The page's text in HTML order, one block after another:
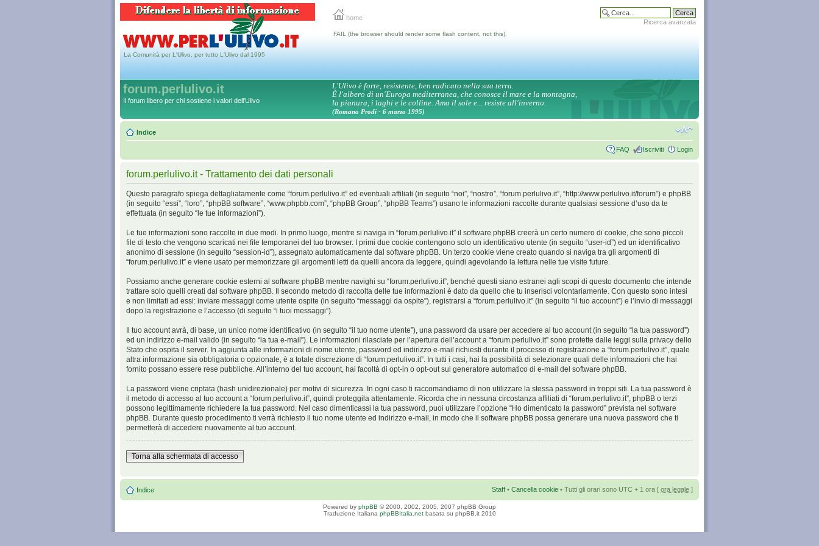
home
Ricerca avanzata
La Comunità per L'Ulivo, per tutto L'Ulivo dal 1995
FAIL (the browser should render some flash content, not this).
forum.perlulivo.it
Il forum libero per chi sostiene i valori dell'Ulivo
L'Ulivo è forte, resistente, ben radicato nella sua terra.
È l'albero di un'Europa mediterranea, che conosce il mare e la montagna,
la pianura, i laghi e le colline. Ama il sole e... resiste all'inverno.
(Romano Prodi - 6 marzo 1995)
Indice
FAQ Iscriviti Login
forum.perlulivo.it - Trattamento dei dati personali
Questo paragrafo spiega dettagliatamente come “forum.perlulivo.it” ed eventuali affiliati (in seguito “noi”, “nostro”, “forum.perlulivo.it”, “http://www.perlulivo.it/forum”) e phpBB
(in seguito “essi”, “loro”, “phpBB software”, “www.phpbb.com”, “phpBB Group”, “phpBB Teams”) usano le informazioni raccolte durante qualsiasi sessione d’uso da te
effettuata (in seguito “le tue informazioni”).
Le tue informazioni sono raccolte in due modi. In primo luogo, mentre si naviga in “forum.perlulivo.it” il software phpBB creerà un certo numero di cookie, che sono piccoli
file di testo che vengono scaricati nei file temporanei del tuo browser. I primi due cookie contengono solo un identificativo utente (in seguito “user-id”) ed un identificativo
anonimo di sessione (in seguito “session-id”), assegnato automaticamente dal software phpBB. Un terzo cookie viene creato quando si naviga tra gli argomenti di
“forum.perlulivo.it” e viene usato per memorizzare gli argomenti letti da quelli ancora da leggere, quindi agevolando la lettura nelle tue visite future.
Possiamo anche generare cookie esterni al software phpBB mentre navighi su “forum.perlulivo.it”, benché questi siano estranei agli scopi di questo documento che intende
trattare solo quelli creati dal software phpBB. Il secondo metodo di raccolta delle tue informazioni è dato da quello che tu inserisci volontariamente. Con questo sono intesi
e non limitati ad essi: inviare messaggi come utente ospite (in seguito “messaggi da ospite”), registrarsi a “forum.perlulivo.it” (in seguito “il tuo account”) e l’invio di messaggi
dopo la registrazione e l’accesso (di seguito “i tuoi messaggi”).
Il tuo account avrà, di base, un unico nome identificativo (in seguito “il tuo nome utente”), una password da usare per accedere al tuo account (in seguito “la tua password”)
ed un indirizzo e-mail valido (in seguito “la tua e-mail”). Le informazioni rilasciate per l’apertura dell’account a “forum.perlulivo.it” sono protette dalle leggi sulla privacy dello
Stato che ospita il server. In aggiunta alle informazioni di nome utente, password ed indirizzo e-mail richiesti durante il processo di registrazione a “forum.perlulivo.it”, quale
altra informazione sia obbligatoria o opzionale, è a totale discrezione di “forum.perlulivo.it”. In tutti i casi, hai la possibilità di selezionare quali delle informazioni che hai
fornito possano essere rese pubbliche. All’interno del tuo account, hai facoltà di opt-in o opt-out sul generatore automatico di e-mail del software phpBB.
La password viene criptata (hash unidirezionale) per motivi di sicurezza. In ogni caso ti raccomandiamo di non utilizzare la stessa password in troppi siti. La tua password è
il metodo di accesso al tuo account a “forum.perlulivo.it”, quindi proteggila attentamente. Ricorda che in nessuna circostanza affiliati di “forum.perlulivo.it”, phpBB o terzi
possono legittimamente richiedere la tua password. Nel caso dimenticassi la tua password, puoi utilizzare l’opzione “Ho dimenticato la password” prevista nel software
phpBB. Durante questo procedimento ti verrà richiesto il tuo nome utente ed indirizzo e-mail, in modo che il software phpBB possa generare una nuova password che ti
permetterà di accedere nuovamente al tuo account.
Torna alla schermata di accesso
Indice Staff • Cancella cookie • Tutti gli orari sono UTC + 1 ora [ ora legale ]
Powered by phpBB © 2000, 2002, 2005, 2007 phpBB Group
Traduzione Italiana phpBBItalia.netbasata su phpBB.it 2010